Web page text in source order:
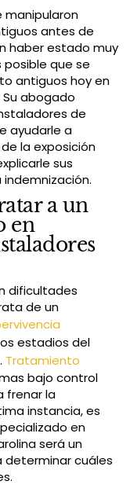
manipularon
antes de
haber estado muy
que se
antiguos hoy en
abogado
de
ayudarle a
la exposición
sus
a un
en
dificultades
de un
estadios del
Tratamiento
bajo control
frenar la
instancia, es
en
será un
determinar cuáles